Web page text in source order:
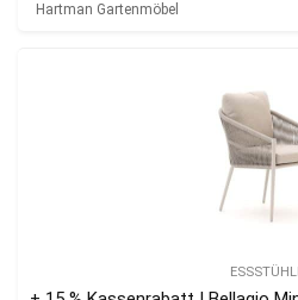
Hartman Gartenmöbel